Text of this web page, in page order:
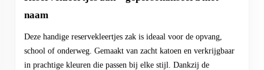
naam
Deze handige reservekleertjes zak is ideaal voor de opvang,
school of onderweg. Gemaakt van zacht katoen en verkrijgbaar
in prachtige kleuren die passen bij elke stijl. Dankzij de